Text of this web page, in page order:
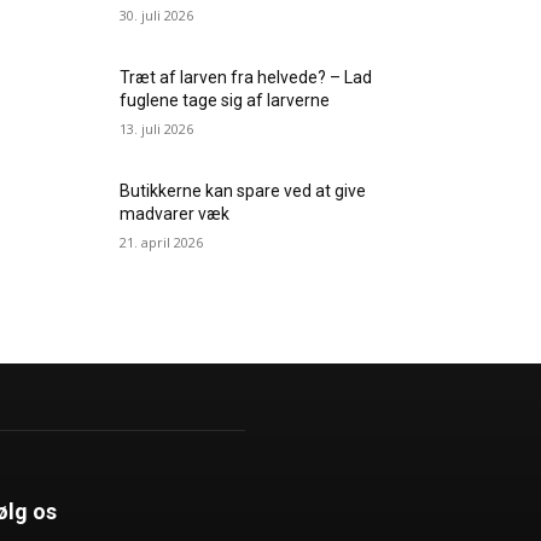
30. juli 2026
Træt af larven fra helvede? – Lad
fuglene tage sig af larverne
13. juli 2026
Butikkerne kan spare ved at give
madvarer væk
21. april 2026
os